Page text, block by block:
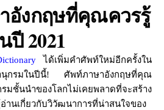
อังกฤษที่คุณควรรู้
ปี 2021
ได้เพิ่มคำศัพท์ใหม่อีกครั้งใน
านุกรมในปีนี้! ศัพท์ภาษาอังกฤษที่คุณ
มชั้นนำของโลกไม่เคยพลาดที่จะสร้าง
านเกี่ยวกับวิวัฒนาการที่น่าสนใจของ